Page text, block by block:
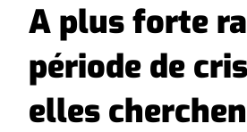
A plus forte
période de
elles